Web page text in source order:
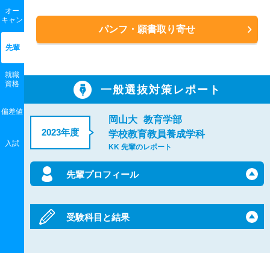
パンフ・願書取り寄せ
オー
キャン
先輩
就職
資格
偏差値
入試
一般選抜対策レポート
2023年度
岡山大 教育学部
学校教育教員養成学科
KK 先輩のレポート
先輩プロフィール
受験科目と結果